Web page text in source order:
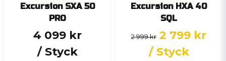
Excursion SXA 50
PRO
4 099 kr
/ Styck
Excursion HXA 40
SQL
2 999 kr 2 799 kr
/ Styck